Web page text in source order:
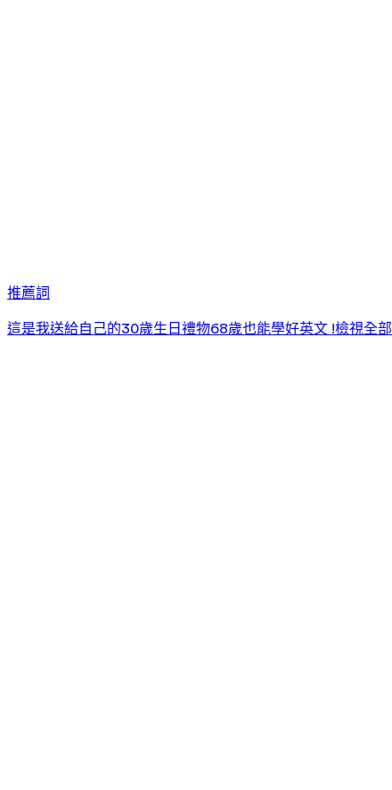
推薦詞
這是我送給自己的30歲生日禮物68歲也能學好英文 !檢視全部